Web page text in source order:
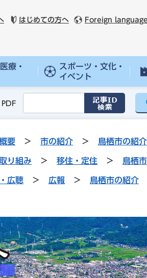
はじめての方へ Foreign language
療・
スポーツ・文化・
イベント
PDF
要 > 市の紹介 > 鳥栖市の紹介
り組み > 移住・定住 > 鳥栖
広聴 > 広報 > 鳥栖市の紹介